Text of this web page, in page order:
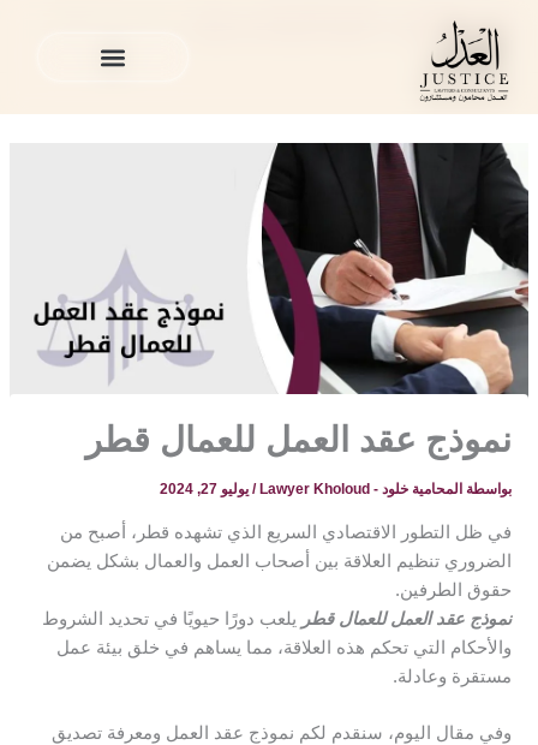
المحتوى
المدونة القانونية
للعمال قطر
نموذج عقد العمل للعمال قطر
بواسطة المحامية خلود - Lawyer Kholoud /يوليو 27, 2024
في ظل التطور الاقتصادي السريع الذي تشهده قطر، أصبح من
الضروري تنظيم العلاقة بين أصحاب العمل والعمال بشكل يضمن
حقوق الطرفين.
نموذج عقد العمل للعمال قطر
يلعب دورًا حيويًا في تحديد الشروط
والأحكام التي تحكم هذه العلاقة، مما يساهم في خلق بيئة عمل
مستقرة وعادلة.
وفي مقال اليوم، سنقدم لكم نموذج عقد العمل ومعرفة تصديق